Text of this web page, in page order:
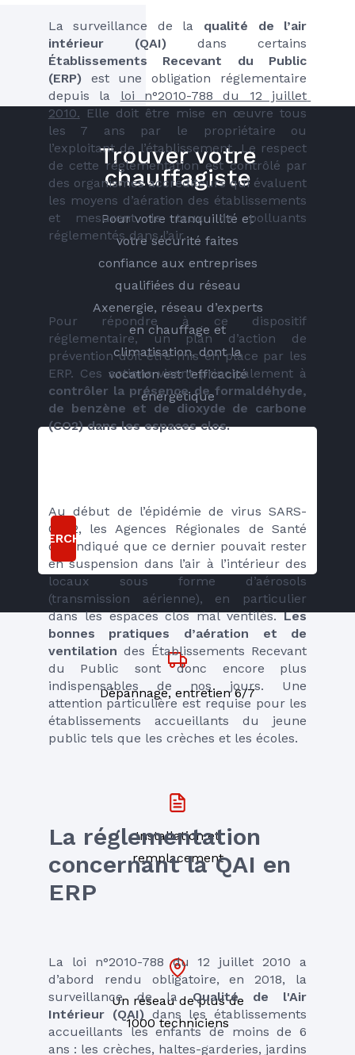
La surveillance de la qualité de l’air
intérieur (QAI)
Établissements Recevant du Public
(ERP) est une obligation réglementaire
depuis la loi n°2010-788 du 12 juillet
2010. Elle doit être mise en œuvre tous
les 7 ans par le propriétaire ou
l’exploitant de l’établissement. Le respect
de cette réglementation est contrôlé par
des organismes accréditeurs qui évaluent
les moyens d’aération des établissements
et mesurent le taux de polluants
réglementés dans l’air.
Pour répondre à ce dispositif
réglementaire, un plan d’action de
prévention doit être mis en place par les
contrôler la présence de formaldéhyde,
de benzène et de dioxyde de carbone
(CO2) dans les espaces clos.
Au début de l’épidémie de virus SARS-
CoV2, les Agences Régionales de Santé
ont indiqué que ce dernier pouvait rester
en suspension dans l’air à l’intérieur des
locaux sous forme d’aérosols
(transmission aérienne), en particulier
dans les espaces clos mal ventilés. Les
bonnes pratiques d’aération et de
ventilation des Établissements Recevant
du Public sont donc encore plus
indispensables de nos jours. Une
attention particulière est requise pour les
établissements accueillants du jeune
public tels que les crèches et les écoles.
La réglementation
concernant la QAI en
ERP
La loi n°2010-788 du 12 juillet 2010 a
d’abord rendu obligatoire, en 2018, la
surveillance de la Qualité de l'Air
Intérieur (QAI) dans les établissements
accueillants les enfants de moins de 6
ans : les crèches, haltes-garderies, jardins
Trouver votre
chauffagiste
Pour votre tranquillité et
votre sécurité faites
confiance aux entreprises
qualifiées du réseau
Axenergie, réseau d’experts
en chauffage et
climatisation, dont la
vocation est l’efficacité
énergétique
RECHERCHER
Dépannage, entretien 6/7
Installation et
remplacement
Un réseau de plus de
1000 techniciens